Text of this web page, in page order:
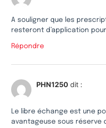
A souligner que les
resteront d’application
Répondre
PHN1250 dit :
Le libre échange est une
avantageuse sous